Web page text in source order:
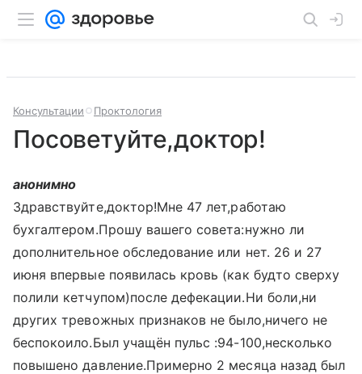
Консультации Проктология
Посоветуйте,доктор!
анонимно
Здравствуйте,доктор!Мне 47 лет,работаю
бухгалтером.Прошу вашего совета:нужно ли
дополнительное обследование или нет. 26 и 27
июня впервые появилась кровь (как будто сверху
полили кетчупом)после дефекации.Ни боли,ни
других тревожных признаков не было,ничего не
беспокоило.Был учащён пульс :94-100,несколько
повышено давление.Примерно 2 месяца назад был